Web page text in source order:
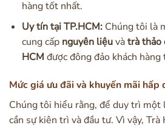
hàng tốt nhất.
Uy tín tại TP.HCM:Chúng tôi là
cung cấp nguyên liệuvàtrà thảo
HCM được đông đảo khách
Mức giá ưu đãi và khuyến mãi hấp
Chúng tôi hiểu rằng, để duy trì một
cần sự kiên trì và đầu tư. Vì vậy, Trà